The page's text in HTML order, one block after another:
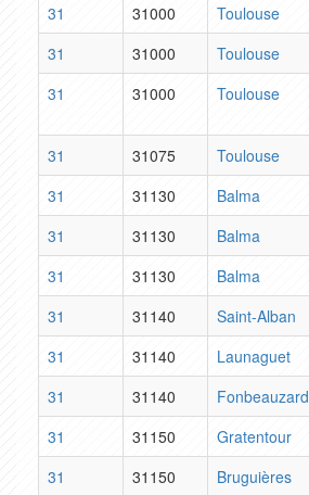
31
31000 Toulouse
31
31000 Toulouse
31
31000 Toulouse
31
31075 Toulouse
31
31130 Balma
31
31130 Balma
31
31130 Balma
31
31140 Saint-Alban
31
31140 Launaguet
31
31140 Fonbeauzard
31
31150 Gratentour
31
31150 Bruguières